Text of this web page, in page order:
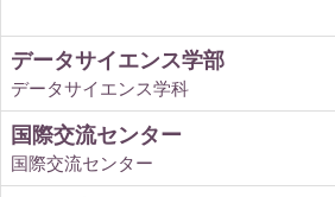
データサイエンス学部
データサイエンス学科
国際交流センター
国際交流センター